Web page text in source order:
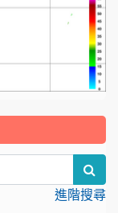
進階搜尋